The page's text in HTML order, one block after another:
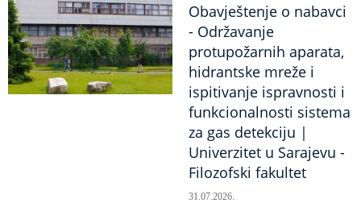
Obavještenje o nabavci
- Održavanje
protupožarnih aparata,
hidrantske mreže i
ispitivanje ispravnosti i
funkcionalnosti sistema
za gas detekciju |
Univerzitet u Sarajevu -
Filozofski fakultet
31.07.2026.